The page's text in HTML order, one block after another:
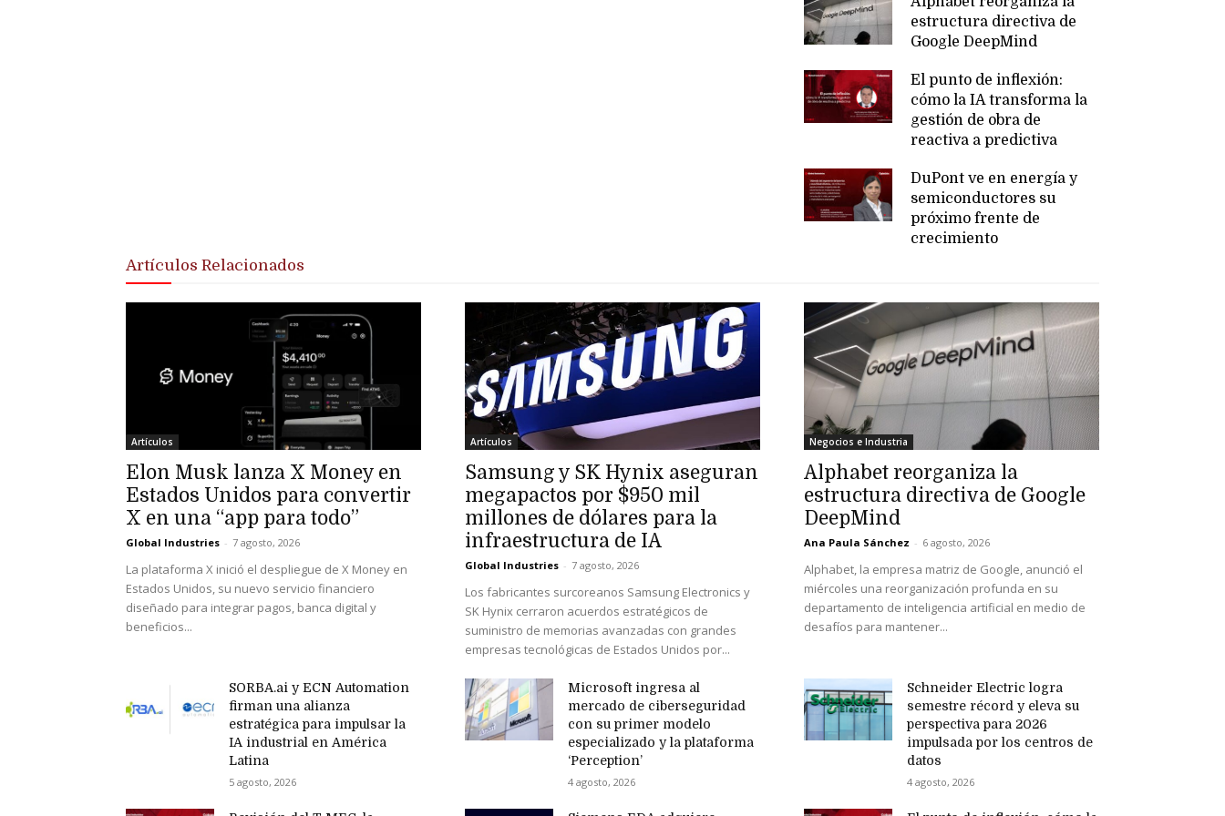
estructura directiva de
Google DeepMind
El punto de inflexión:
cómo la IA transforma la
gestión de obra de
reactiva a predictiva
DuPont ve en energía y
semiconductores su
próximo frente de
crecimiento
Artículos Relacionados
Artículos
Elon Musk lanza X Money en
Estados Unidos para convertir
X en una “app para todo”
Global Industries - 7 agosto, 2026
La plataforma X inició el despliegue de X Money en
Estados Unidos, su nuevo servicio financiero
diseñado para integrar pagos, banca digital y
beneficios...
Artículos
Samsung y SK Hynix aseguran
megapactos por $950 mil
millones de dólares para la
infraestructura de IA
Global Industries - 7 agosto, 2026
Los fabricantes surcoreanos Samsung Electronics y
SK Hynix cerraron acuerdos estratégicos de
suministro de memorias avanzadas con grandes
empresas tecnológicas de Estados Unidos por...
Negocios e Industria
Alphabet reorganiza la
estructura directiva de Google
DeepMind
Ana Paula Sánchez - 6 agosto, 2026
Alphabet, la empresa matriz de Google, anunció el
miércoles una reorganización profunda en su
departamento de inteligencia artificial en medio de
desafíos para mantener...
SORBA.ai y ECN Automation
firman una alianza
estratégica para impulsar la
IA industrial en América
Latina
5 agosto, 2026
Microsoft ingresa al
mercado de ciberseguridad
con su primer modelo
especializado y la plataforma
‘Perception’
4 agosto, 2026
Schneider Electric logra
semestre récord y eleva su
perspectiva para 2026
impulsada por los centros de
datos
4 agosto, 2026